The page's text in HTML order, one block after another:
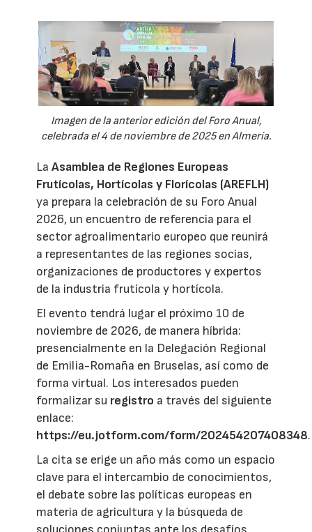
Imagen de la anterior edición del Foro Anual,
celebrada el 4 de noviembre de 2025 en Almería.
LaAsamblea de Regiones Europeas
Frutícolas, Hortícolas y Florícolas (AREFLH)
ya prepara la celebración de su Foro Anual
2026, un encuentro de referencia para el
sector agroalimentario europeo que reunirá
a representantes de las regiones socias,
organizaciones de productores y expertos
de la industria frutícola y hortícola.
El evento tendrá lugar el próximo 10 de
noviembre de 2026, de manera híbrida:
presencialmente en la Delegación Regional
de Emilia-Romaña en Bruselas, así como de
forma virtual. Los interesados pueden
formalizar su registro a través del siguiente
enlace:
https://eu.jotform.com/form/202454207408348.
La cita se erige un año más como un espacio
clave para el intercambio de conocimientos,
el debate sobre las políticas europeas en
materia de agricultura y la búsqueda de